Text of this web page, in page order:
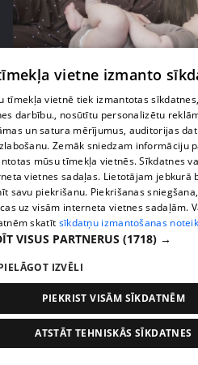
Kāpēc daudzas mammas
pirmajos mēnešos?
14. epizode
pirms 3 mēnešiem
vietne izmanto
tīmekļa vietnē tiek izmantotas
darbību., nosūtītu personalizētu
un satura mērījumus, auditorijas
Zemāk sniedzam informāciju
mūsu tīmekļa vietnēs. Sīkdatnes
vietnes sadaļas. Lietotājam
savu piekrišanu. Piekrišanas
uz visām interneta vietnes sadaļām.
skatīt sīkdatņu izmantošanas
VISUS PARTNERUS (1718) →
IZVĒLI
PIEKRIST VISĀM SĪKDATNĒM
ATSTĀT TEHNISKĀS SĪKDATNES